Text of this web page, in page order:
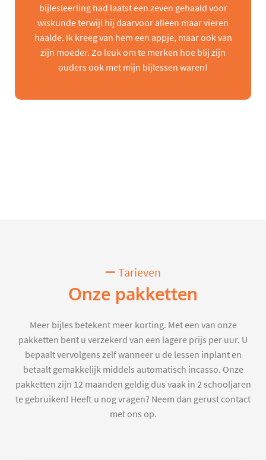
bijlesleerling had laatst een zeven gehaald voor
wiskunde terwijl hij daarvoor alleen maar vieren
haalde. Ik kreeg van hem een appje, maar ook van
zijn moeder. Zo leuk om te merken hoe blij zijn
ouders ook met mijn bijlessen waren!
Tarieven
Onze pakketten
Meer bijles betekent meer korting. Met een van onze
pakketten bent u verzekerd van een lagere prijs per uur. U
bepaalt vervolgens zelf wanneer u de lessen inplant en
betaalt gemakkelijk middels automatisch incasso. Onze
pakketten zijn 12 maanden geldig dus vaak in 2 schooljaren
te gebruiken! Heeft u nog vragen? Neem dan gerust contact
met ons op.